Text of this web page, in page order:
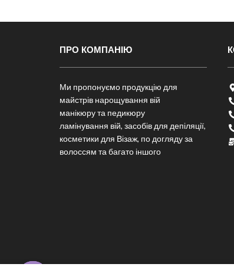
ПРО КОМПАНІЮ
Ми пропонуємо продукцію для
майстрів нарощування вій
манікюру та педикюру
ламінування вій, засобів для депіляції,
косметики для Візаж, по догляду за
волоссям та багато іншого